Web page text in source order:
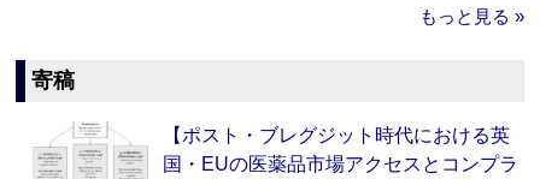
もっと見る »
寄稿
【ポスト・ブレグジット時代における英
国・EUの医薬品市場アクセスとコンプラ